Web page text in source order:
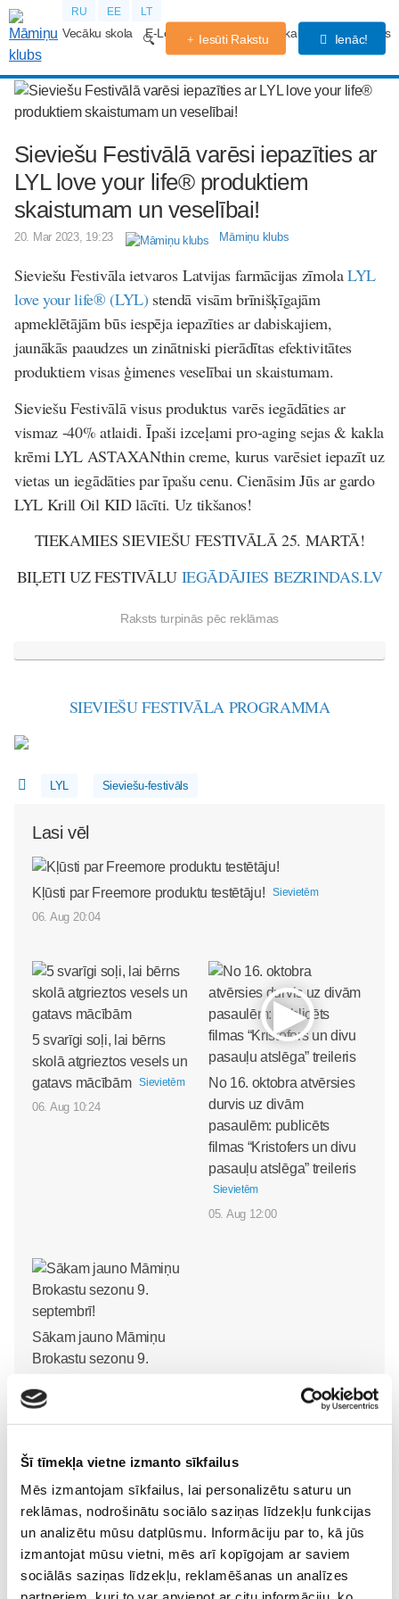
Šī tīmekļa vietne izmanto sīkfailus
Mēs izmantojam sīkfailus, lai personalizētu saturu un
reklāmas, nodrošinātu sociālo saziņas līdzekļu funkcijas
un analizētu mūsu datplūsmu. Informāciju par to, kā jūs
izmantojat mūsu vietni, mēs arī kopīgojam ar saviem
sociālās saziņas līdzekļu, reklamēšanas un analīzes
RU EE LT
Vecāku skola E-Lekcijas Grūtniecības kalendārs Forums
Iesūti Rakstu Ienāc!
Sieviešu Festivālā varēsi iepazīties ar
LYL love your life® produktiem
skaistumam un veselībai!
20. Mar 2023, 19:23 Māmiņu klubs
Sieviešu Festivāla ietvaros Latvijas farmācijas zīmolaLYL
love your life® (LYL) stendā visām brīnišķīgajām
apmeklētājām būs iespēja iepazīties ar dabiskajiem,
jaunākās paaudzes un zinātniski pierādītas efektivitātes
produktiem visas ģimenes veselībai un skaistumam.
Sieviešu Festivālā visus produktus varēs iegādāties ar
vismaz -40% atlaidi. Īpaši izceļami pro-aging sejas & kakla
krēmi LYL ASTAXANthin creme, kurus varēsiet iepazīt uz
vietas un iegādāties par īpašu cenu. Cienāsim Jūs ar gardo
LYL Krill Oil KID lācīti. Uz tikšanos!
TIEKAMIES SIEVIEŠU FESTIVĀLĀ 25. MARTĀ!
BIĻETI UZ FESTIVĀLU IEGĀDĀJIES BEZRINDAS.LV
Raksts turpinās pēc reklāmas
SIEVIEŠU FESTIVĀLA PROGRAMMA
LYL Sieviešu-festivāls
Lasi vēl
Kļūsti par Freemore produktu testētāju! Sievietēm
06. Aug 20:04
5 svarīgi soļi, lai bērns
skolā atgrieztos vesels un
gatavs mācībām
Sievietēm
06. Aug 10:24
No 16. oktobra atvērsies
durvis uz divām
pasaulēm: publicēts
filmas “Kristofers un divu
pasauļu atslēga” treileris
Sievietēm
05. Aug 12:00
Sākam jauno Māmiņu
Brokastu sezonu 9.
03. Aug 16:09